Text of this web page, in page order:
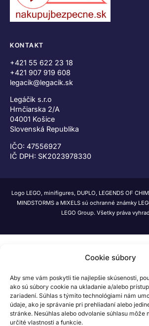
Cookie súbory
Aby sme vám poskytli tie najlepšie skúsenosti,
ako sú súbory cookie na ukladanie a/alebo
zariadení. Súhlas s týmito technológiami nám
údaje, ako je správanie pri prehliadaní alebo
stránke. Nesúhlas alebo odvolanie súhlasu
určité vlastnosti a funkcie.
KONTAKT
+421 55 622 23 18
+421 907 919 608
legacik@legacik.sk
Legáčik s.r.o
Hrnčiarska 2/A
04001 Košice
Slovenská Republika
IČO: 47556927
IČ DPH: SK2023978330
Logo LEGO, minifigures, DUPLO, LEGENDS OF
MINDSTORMS a MIXELS sú ochranné známky
LEGO Group. Všetky práva